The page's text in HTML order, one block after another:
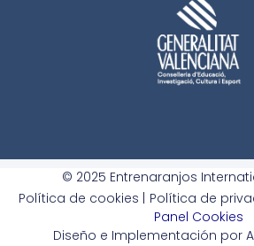
© 2025 Entrenaranjos
Política de cookies |
Política de
Panel Cookies
Diseño e Implementación por